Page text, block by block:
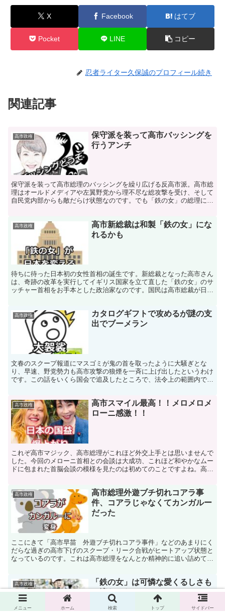
X Facebook はてブ
Pocket LINE コピー
忍者ライター久保誠のプロフィール続き
関連記事
高市政権
保守派を装って高市バッシングを
行うアンチ
保守派を装って高市総理のバッシングを繰り広げる反高市派。高市総
理はオールドメディアや左翼野党から理不尽な総攻撃を受け、そして
自民党内部からも敵だらけ状態なのです。でも「鉄の女」の総理には
高市政権
高市新総裁は和製「鉄の女」にな
れるかも
待ちに待った日本初の女性首相の誕生です。新総裁となった高市さん
は、奇跡の改革を実行してイギリス国家を立て直した「鉄の女」のサ
ッチャー首相をお手本とした政治家なのです。国民は高市総裁が日本
高市政権
カタログギフトで攻めるが謎の支
出でブーメラン
文春のスクープ報道にマスゴミが鬼の首を取ったように大騒ぎとな
り、早速、野党勢力も高市攻撃の狼煙を一斉に上げ出したというわけ
です。この話をいくら国会で追及したところで、法令上の範囲内で違
高市政権
高市スマイル最高！！メロメロメ
ローニ感激！！
これぞ高市マジック、高市総理がこれほど外交上手とは思いませんで
した。今回のメローニ首相との会談は大成功、これほど和やかなムー
ドに包まれた首脳会談の模様を見たのは初めてのことですよね。高市
高市政権
高市総理外遊ブチ切れコアラ事
件、コアラじゃなくてカンガルー
だった
ここにきて「高市早苗 外遊ブチ切れコアラ事件」などのあまりにく
だらな過ぎの高市下げのスクープ・リーク合戦がヒートアップ状態と
なっているのです。これは高市総理をなんとか精神的に追い詰めてダ
高市政権
「鉄の女」は可憐な愛くるしさも
一流だった
メニュー ホーム 検索 トップ サイドバー